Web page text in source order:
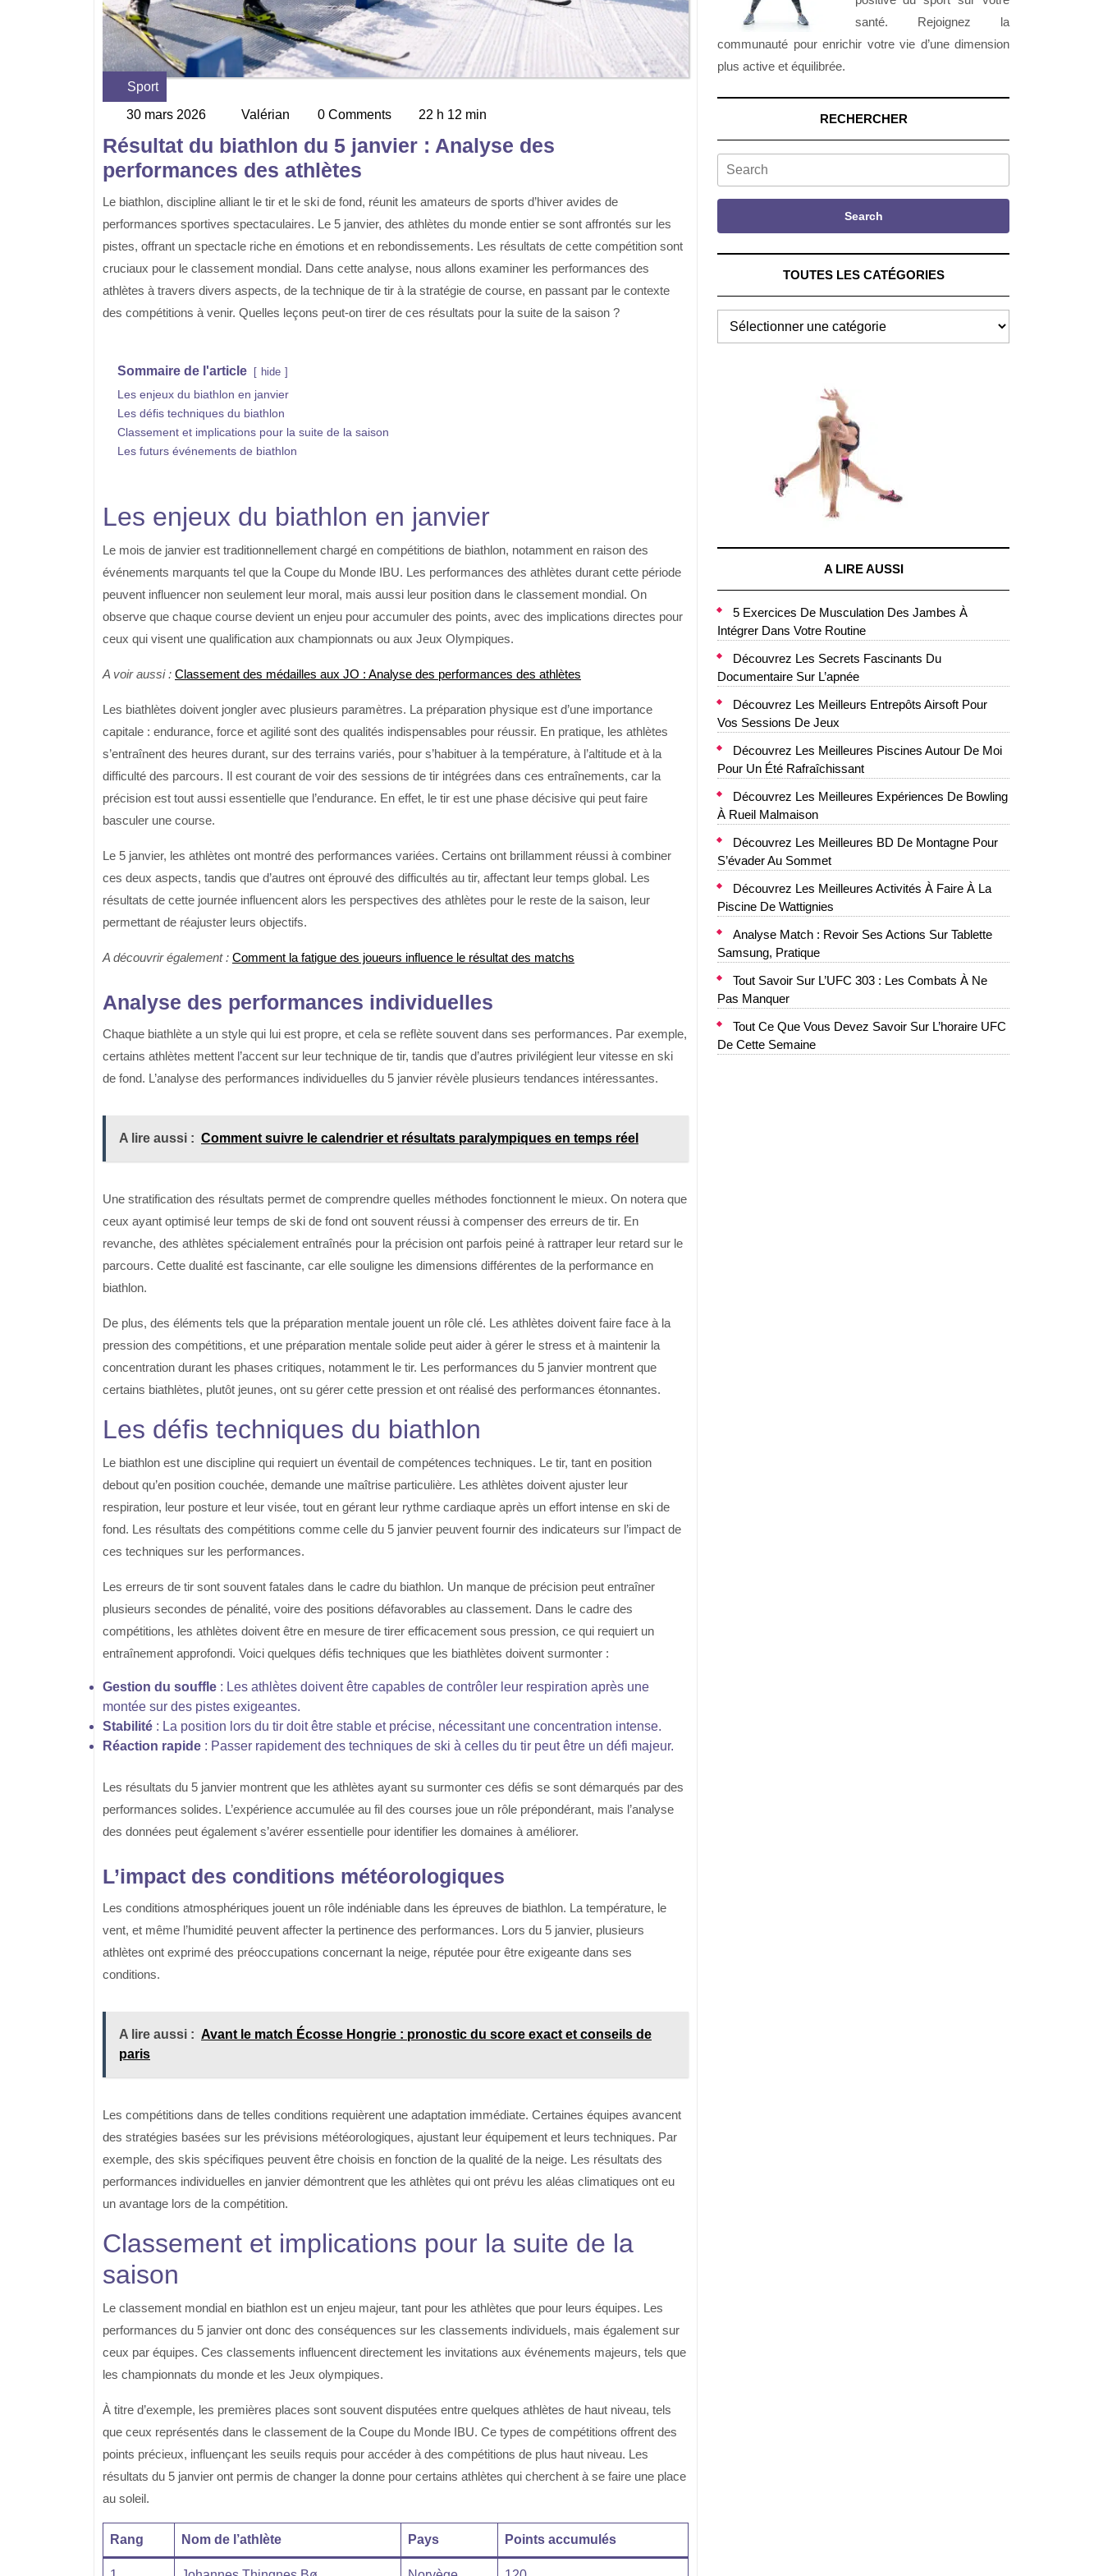
Sport
Category
30 mars 2026
mars
2026
Valérian Valérian
0 Comments 22 h 12 min
Résultat du biathlon du 5 janvier : Analyse des
performances des athlètes
Le biathlon, discipline alliant le tir et le ski de fond, réunit les amateurs de sports d’hiver avides de
performances sportives spectaculaires. Le 5 janvier, des athlètes du monde entier se sont affrontés sur les
pistes, offrant un spectacle riche en émotions et en rebondissements. Les résultats de cette compétition sont
cruciaux pour le classement mondial. Dans cette analyse, nous allons examiner les performances des
athlètes à travers divers aspects, de la technique de tir à la stratégie de course, en passant par le contexte
des compétitions à venir. Quelles leçons peut-on tirer de ces résultats pour la suite de la saison ?
Sommaire de l'article hide
Les enjeux du biathlon en janvier
Les défis techniques du biathlon
Classement et implications pour la suite de la saison
Les futurs événements de biathlon
Les enjeux du biathlon en janvier
Le mois de janvier est traditionnellement chargé en compétitions de biathlon, notamment en raison des
événements marquants tel que la Coupe du Monde IBU. Les performances des athlètes durant cette période
peuvent influencer non seulement leur moral, mais aussi leur position dans le classement mondial. On
observe que chaque course devient un enjeu pour accumuler des points, avec des implications directes pour
ceux qui visent une qualification aux championnats ou aux Jeux Olympiques.
A voir aussi : Classement des médailles aux JO : Analyse des performances des athlètes
Les biathlètes doivent jongler avec plusieurs paramètres. La préparation physique est d’une importance
capitale : endurance, force et agilité sont des qualités indispensables pour réussir. En pratique, les athlètes
s’entraînent des heures durant, sur des terrains variés, pour s’habituer à la température, à l’altitude et à la
difficulté des parcours. Il est courant de voir des sessions de tir intégrées dans ces entraînements, car la
précision est tout aussi essentielle que l’endurance. En effet, le tir est une phase décisive qui peut faire
basculer une course.
Le 5 janvier, les athlètes ont montré des performances variées. Certains ont brillamment réussi à combiner
ces deux aspects, tandis que d’autres ont éprouvé des difficultés au tir, affectant leur temps global. Les
résultats de cette journée influencent alors les perspectives des athlètes pour le reste de la saison, leur
permettant de réajuster leurs objectifs.
A découvrir également : Comment la fatigue des joueurs influence le résultat des matchs
Analyse des performances individuelles
Chaque biathlète a un style qui lui est propre, et cela se reflète souvent dans ses performances. Par exemple,
certains athlètes mettent l’accent sur leur technique de tir, tandis que d’autres privilégient leur vitesse en ski
de fond. L’analyse des performances individuelles du 5 janvier révèle plusieurs tendances intéressantes.
A lire aussi : Comment suivre le calendrier et résultats paralympiques en temps réel
Une stratification des résultats permet de comprendre quelles méthodes fonctionnent le mieux. On notera que
ceux ayant optimisé leur temps de ski de fond ont souvent réussi à compenser des erreurs de tir. En
revanche, des athlètes spécialement entraînés pour la précision ont parfois peiné à rattraper leur retard sur le
parcours. Cette dualité est fascinante, car elle souligne les dimensions différentes de la performance en
biathlon.
De plus, des éléments tels que la préparation mentale jouent un rôle clé. Les athlètes doivent faire face à la
pression des compétitions, et une préparation mentale solide peut aider à gérer le stress et à maintenir la
concentration durant les phases critiques, notamment le tir. Les performances du 5 janvier montrent que
certains biathlètes, plutôt jeunes, ont su gérer cette pression et ont réalisé des performances étonnantes.
Les défis techniques du biathlon
Le biathlon est une discipline qui requiert un éventail de compétences techniques. Le tir, tant en position
debout qu’en position couchée, demande une maîtrise particulière. Les athlètes doivent ajuster leur
respiration, leur posture et leur visée, tout en gérant leur rythme cardiaque après un effort intense en ski de
fond. Les résultats des compétitions comme celle du 5 janvier peuvent fournir des indicateurs sur l’impact de
ces techniques sur les performances.
Les erreurs de tir sont souvent fatales dans le cadre du biathlon. Un manque de précision peut entraîner
plusieurs secondes de pénalité, voire des positions défavorables au classement. Dans le cadre des
compétitions, les athlètes doivent être en mesure de tirer efficacement sous pression, ce qui requiert un
entraînement approfondi. Voici quelques défis techniques que les biathlètes doivent surmonter :
Gestion du souffle : Les athlètes doivent être capables de contrôler leur respiration après une
montée sur des pistes exigeantes.
Stabilité : La position lors du tir doit être stable et précise, nécessitant une concentration intense.
Réaction rapide : Passer rapidement des techniques de ski à celles du tir peut être un défi majeur.
Les résultats du 5 janvier montrent que les athlètes ayant su surmonter ces défis se sont démarqués par des
performances solides. L’expérience accumulée au fil des courses joue un rôle prépondérant, mais l’analyse
des données peut également s’avérer essentielle pour identifier les domaines à améliorer.
L’impact des conditions météorologiques
Les conditions atmosphériques jouent un rôle indéniable dans les épreuves de biathlon. La température, le
vent, et même l’humidité peuvent affecter la pertinence des performances. Lors du 5 janvier, plusieurs
athlètes ont exprimé des préoccupations concernant la neige, réputée pour être exigeante dans ses
conditions.
A lire aussi : Avant le match Écosse Hongrie : pronostic du score exact et conseils de
paris
Les compétitions dans de telles conditions requièrent une adaptation immédiate. Certaines équipes avancent
des stratégies basées sur les prévisions météorologiques, ajustant leur équipement et leurs techniques. Par
exemple, des skis spécifiques peuvent être choisis en fonction de la qualité de la neige. Les résultats des
performances individuelles en janvier démontrent que les athlètes qui ont prévu les aléas climatiques ont eu
un avantage lors de la compétition.
Classement et implications pour la suite de la
saison
Le classement mondial en biathlon est un enjeu majeur, tant pour les athlètes que pour leurs équipes. Les
performances du 5 janvier ont donc des conséquences sur les classements individuels, mais également sur
ceux par équipes. Ces classements influencent directement les invitations aux événements majeurs, tels que
les championnats du monde et les Jeux olympiques.
À titre d’exemple, les premières places sont souvent disputées entre quelques athlètes de haut niveau, tels
que ceux représentés dans le classement de la Coupe du Monde IBU. Ce types de compétitions offrent des
points précieux, influençant les seuils requis pour accéder à des compétitions de plus haut niveau. Les
résultats du 5 janvier ont permis de changer la donne pour certains athlètes qui cherchent à se faire une place
au soleil.
Rang Nom de l’athlète Pays Points accumulés
santé. Rejoignez la
communauté pour enrichir votre vie d’une dimension
plus active et équilibrée.
RECHERCHER
Search
Search
TOUTES LES CATÉGORIES
TOUTES
A LIRE AUSSI
5 Exercices De Musculation Des Jambes À
Intégrer Dans Votre Routine
Découvrez Les Secrets Fascinants Du
Documentaire Sur L’apnée
Découvrez Les Meilleurs Entrepôts Airsoft Pour
Vos Sessions De Jeux
Découvrez Les Meilleures Piscines Autour De Moi
Pour Un Été Rafraîchissant
Découvrez Les Meilleures Expériences De Bowling
À Rueil Malmaison
Découvrez Les Meilleures BD De Montagne Pour
S’évader Au Sommet
Découvrez Les Meilleures Activités À Faire À La
Piscine De Wattignies
Analyse Match : Revoir Ses Actions Sur Tablette
Samsung, Pratique
Tout Savoir Sur L’UFC 303 : Les Combats À Ne
Pas Manquer
Tout Ce Que Vous Devez Savoir Sur L’horaire UFC
De Cette Semaine